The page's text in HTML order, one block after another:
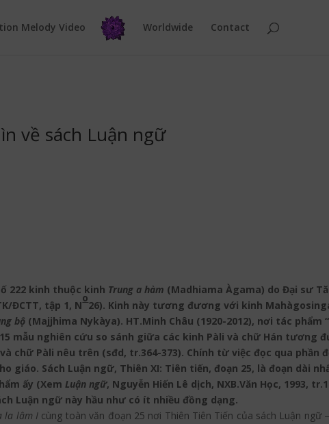
Melody Video Worldwide Contact
về sách Luận ngữ
222 kinh thuộc kinh Trung a hàm (Madhiama Àgama) do Đại sư
ĐCTT, tập 1, N
o
26). Kinh này tương đương với kinh
bộ (Majjhima Nykàya). HT.Minh Châu (1920-2012), nơi tác phẩm
15 mẫu nghiên cứu so sánh giữa các kinh Pàli và chữ Hán tương
chữ Pàli nêu trên (sđd, tr.364-373). Chính từ việc đọc qua phần
giáo. Sách Luận ngữ, Thiên XI: Tiên tiến, đoạn 25, là đoạn dài
ấy (Xem Luận ngữ, Nguyễn Hiến Lê dịch, NXB.Văn Học, 1993,
Luận ngữ này hầu như có ít nhiều đồng dạng.
la lâm I cùng toàn văn đoạn 25 nơi Thiên Tiên Tiến của sách Luận ngữ